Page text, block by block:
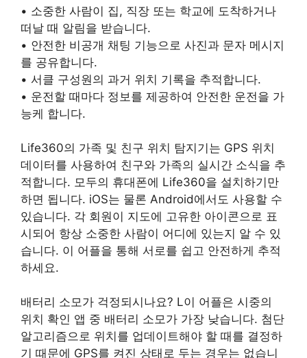
• 소중한 사람이 집, 직장 또는 학교에 도착하거나
떠날 때 알림을 받습니다.
• 안전한 비공개 채팅 기능으로 사진과 문자 메시지
를 공유합니다.
• 서클 구성원의 과거 위치 기록을 추적합니다.
• 운전할 때마다 정보를 제공하여 안전한 운전을 가
능케 합니다.
Life360의 가족 및 친구 위치 탐지기는 GPS 위치
데이터를 사용하여 친구와 가족의 실시간 소식을 추
적합니다. 모두의 휴대폰에 Life360을 설치하기만
하면 됩니다. iOS는 물론 Android에서도 사용할 수
있습니다. 각 회원이 지도에 고유한 아이콘으로 표
시되어 항상 소중한 사람이 어디에 있는지 알 수 있
습니다. 이 어플을 통해 서로를 쉽고 안전하게 추적
하세요.
배터리 소모가 걱정되시나요? L이 어플은 시중의
위치 확인 앱 중 배터리 소모가 가장 낮습니다. 첨단
알고리즘으로 위치를 업데이트해야 할 때를 결정하
기 때문에 GPS를 켜진 상태로 두는 경우는 없습니